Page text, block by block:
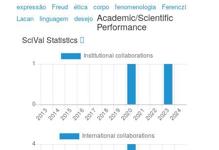
expressão
Freud ética corpo fenomenologia
Ferenczi
Lacan
linguagem desejo Academic/Scientific
Performance
SciVal Statistics